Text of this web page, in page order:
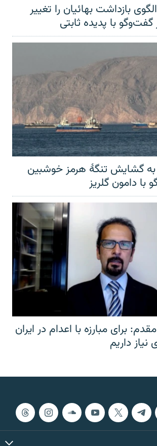
بازداشت بهائیان را تغییر
با پدیده ثابتی
به گشایش تنگهٔ هرمز خوشبین
با دامون گلریز
برای مبارزه با اعدام در ایران
داریم